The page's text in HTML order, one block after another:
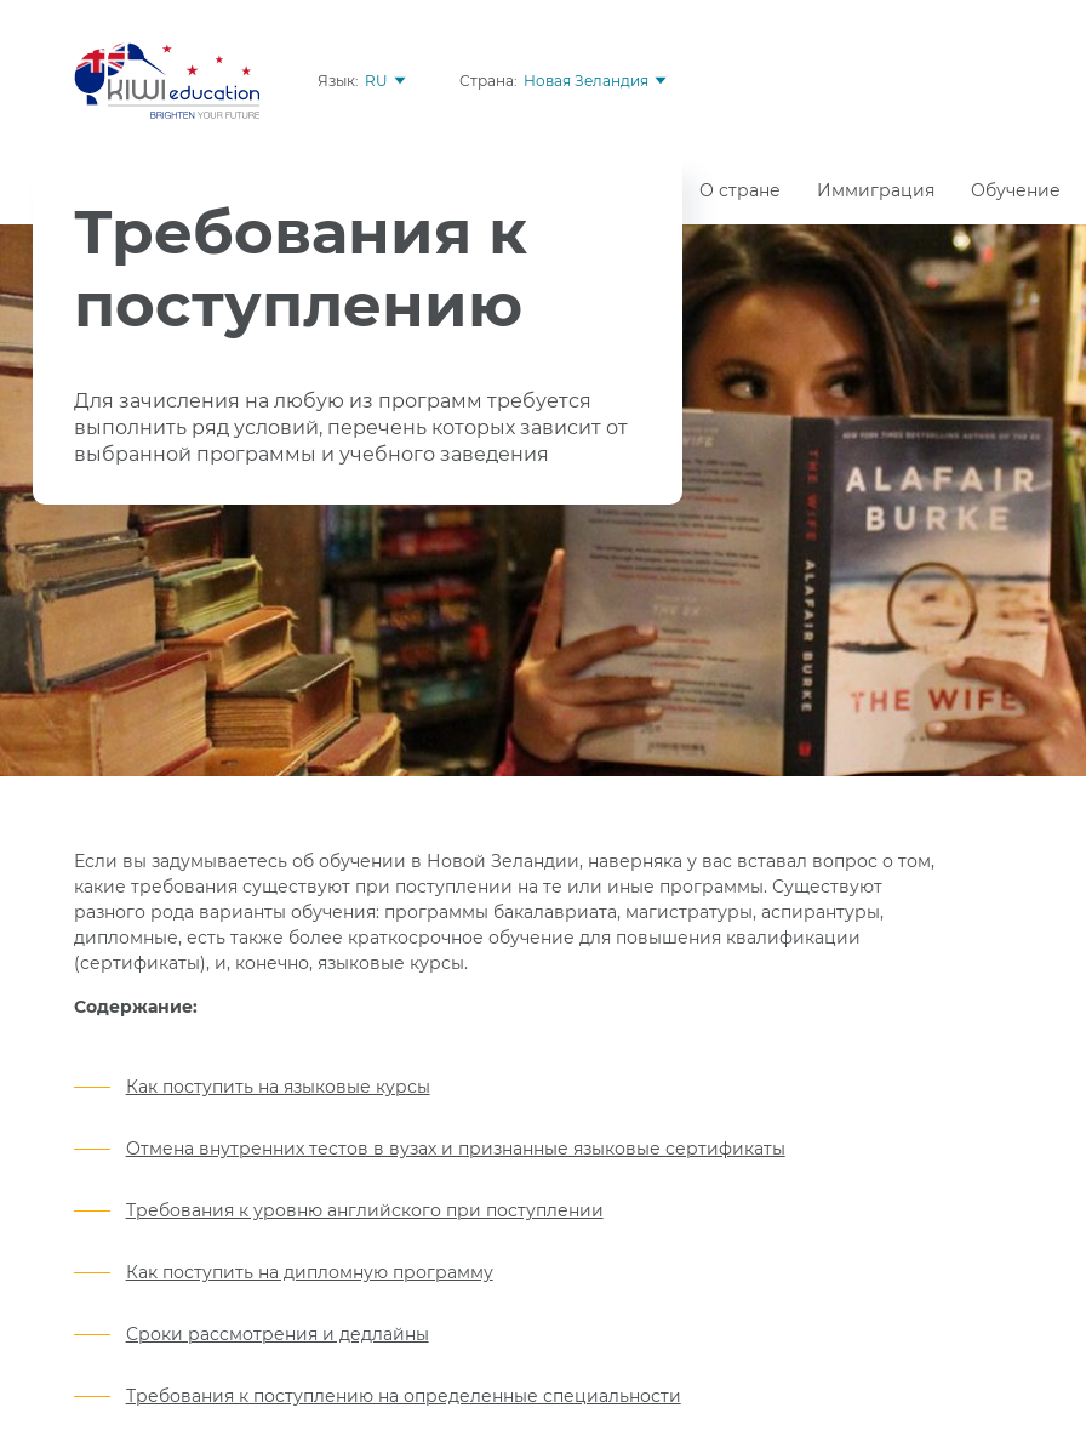
Язык: RU Страна: Новая Зеландия
Требования к
поступлению
Для зачисления на любую из программ требуется
выполнить ряд условий, перечень которых зависит от
выбранной программы и учебного заведения
О стране Иммиграция Обучение
Если вы задумываетесь об обучении в Новой Зеландии, наверняка у вас вставал вопрос о том,
какие требования существуют при поступлении на те или иные программы. Существуют
разного рода варианты обучения: программы бакалавриата, магистратуры, аспирантуры,
дипломные, есть также более краткосрочное обучение для повышения квалификации
(сертификаты), и, конечно, языковые курсы.
Содержание:
Как поступить на языковые курсы
Отмена внутренних тестов в вузах и признанные языковые сертификаты
Требования к уровню английского при поступлении
Как поступить на дипломную программу
Сроки рассмотрения и дедлайны
Требования к поступлению на определенные специальности